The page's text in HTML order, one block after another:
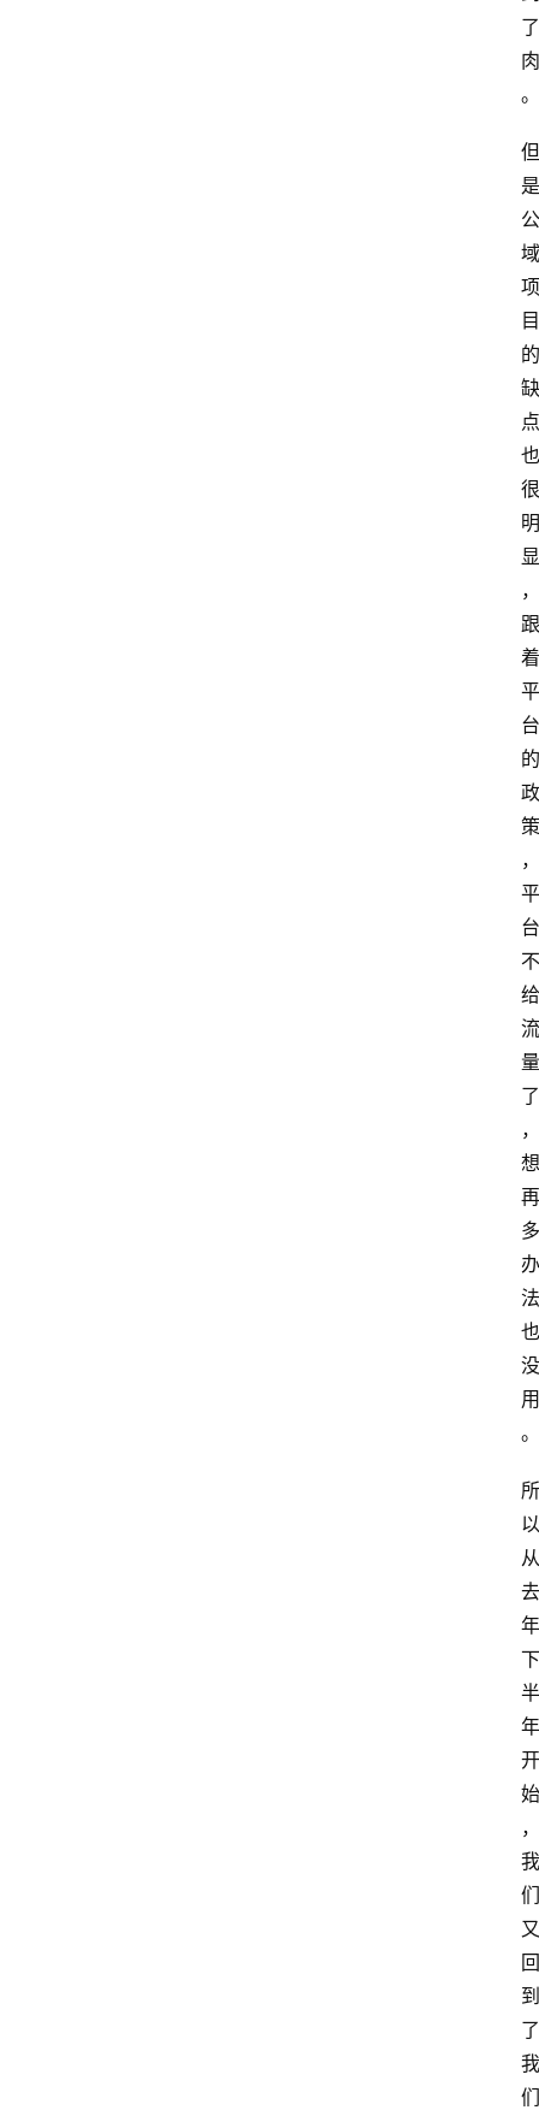
了
肉
。
但
是
公
域
项
目
的
缺
点
也
很
明
显
，
跟
着
平
台
的
政
策
，
平
台
不
给
流
量
了
，
想
再
多
办
法
也
没
用
。
所
以
从
去
年
下
半
年
开
始
，
我
们
又
回
到
了
我
们